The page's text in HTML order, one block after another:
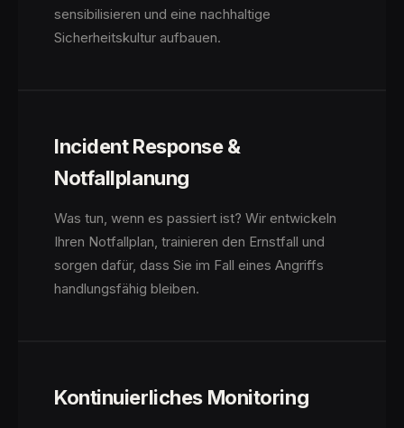
sensibilisieren und eine nachhaltige
Sicherheitskultur aufbauen.
Incident Response &
Notfallplanung
Was tun, wenn es passiert ist? Wir entwickeln
Ihren Notfallplan, trainieren den Ernstfall und
sorgen dafür, dass Sie im Fall eines Angriffs
handlungsfähig bleiben.
Kontinuierliches Monitoring